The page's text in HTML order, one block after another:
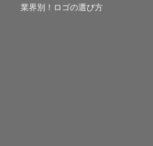
業界別！ロゴの選び方